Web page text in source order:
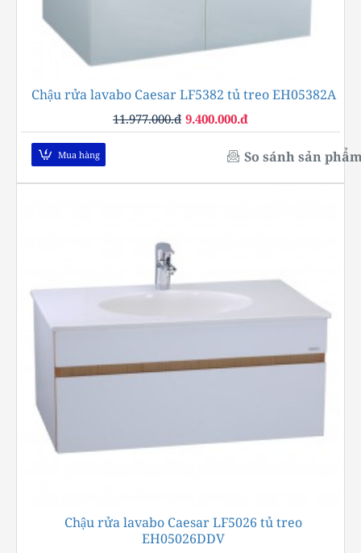
-22%
Chậu rửa lavabo Caesar LF5382 tủ treo EH05382A
9.400.000.đ
11.977.000.đ
Mua hàng So sánh sản
Chậu rửa lavabo Caesar LF5026 tủ treo
EH05026DDV